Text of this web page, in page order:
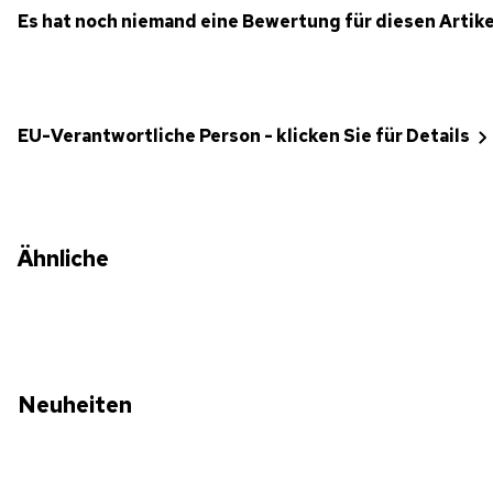
Es hat noch niemand eine Bewertung für diesen
EU-Verantwortliche Person - klicken Sie für Details
Ähnliche
Neuheiten